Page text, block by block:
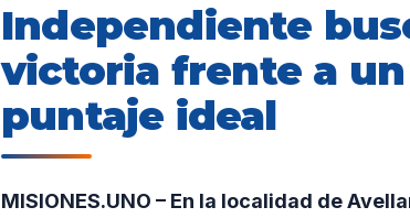
Independiente
victoria frente a
puntaje ideal
MISIONES.UNO – En la localidad de